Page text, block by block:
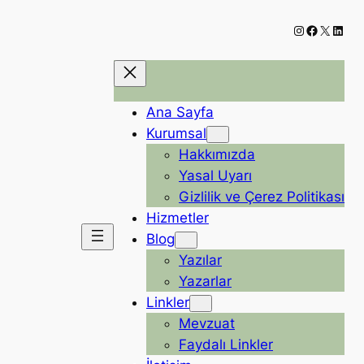
Instagram
X
Ana Sayfa
Kurumsal
Hakkımızda
Yasal Uyarı
Gizlilik ve Çerez Politikası
Hizmetler
Blog
Yazılar
Yazarlar
Linkler
Mevzuat
Faydalı Linkler